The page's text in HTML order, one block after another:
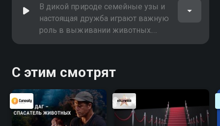
пищи, защиту от хищников и
социальное поведение
В дикой природе семейные узы и
настоящая дружба играют важную
роль в выживании животных.
Многие виды образуют прочные
друга в поиске пищи, защите от
хищников и воспитании потомства
С этим смотрят